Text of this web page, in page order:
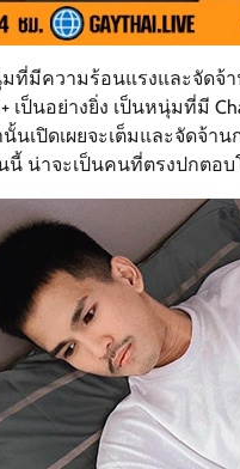
ที่มีความร้อนแรงและจัดจ้า
เป็นอย่างยิ่ง เป็นหนุ่มที่มี
นั้นเปิดเผยจะเต็มและจัดจ้
น่าจะเป็นคนที่ตรงปกตอ